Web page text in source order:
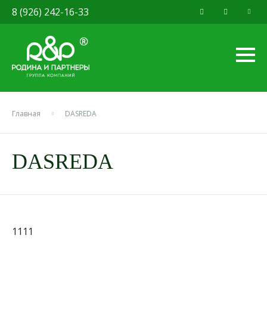
8 (926) 242-16-33
Главная DASREDA
DASREDA
1111